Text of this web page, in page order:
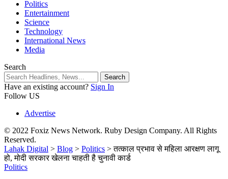
Politics
Entertainment
Science
Technology
International News
Media
Search
Have an existing account? Sign In
Follow US
Advertise
© 2022 Foxiz News Network. Ruby Design Company. All Rights
Reserved.
Lahak Digital > Blog > Politics >तत्काल प्रभाव से महिला आरक्षण लागू
हो, मोदी सरकार खेलना चाहती है चुनावी कार्ड
Politics